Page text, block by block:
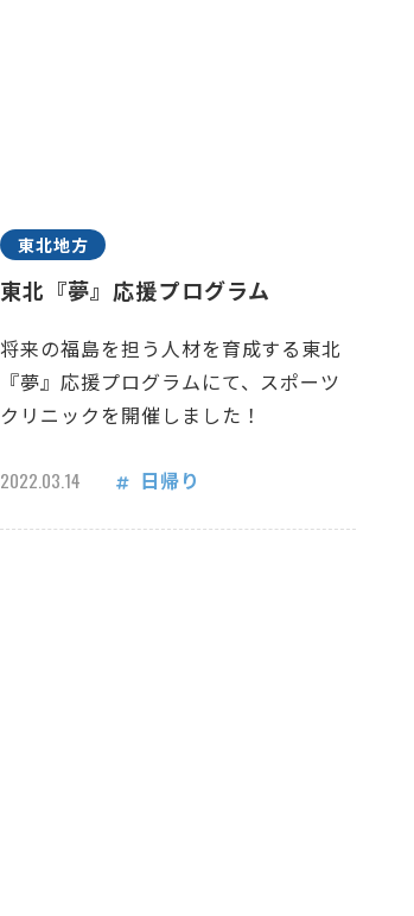
東北地方
東北『夢』応援プログラム
将来の福島を担う人材を育成する東北
『夢』応援プログラムにて、スポーツ
クリニックを開催しました！
2022.03.14 日帰り